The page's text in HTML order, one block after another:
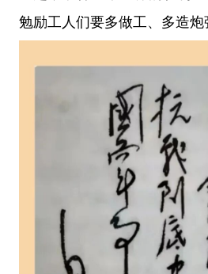
勉励工人们要多做工、多造炮